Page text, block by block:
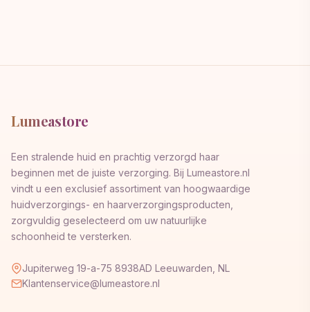
Lumeastore
Een stralende huid en prachtig verzorgd haar
beginnen met de juiste verzorging. Bij Lumeastore.nl
vindt u een exclusief assortiment van hoogwaardige
huidverzorgings- en haarverzorgingsproducten,
zorgvuldig geselecteerd om uw natuurlijke
schoonheid te versterken.
Jupiterweg 19-a-75 8938AD Leeuwarden, NL
Klantenservice@lumeastore.nl